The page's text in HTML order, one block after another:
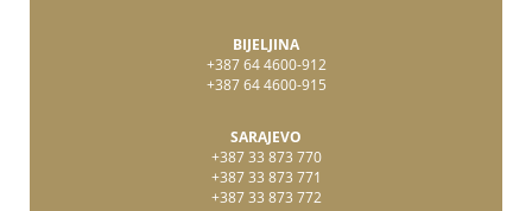
BIJELJINA
+387 64 4600-912
+387 64 4600-915
SARAJEVO
+387 33 873 770
+387 33 873 771
+387 33 873 772